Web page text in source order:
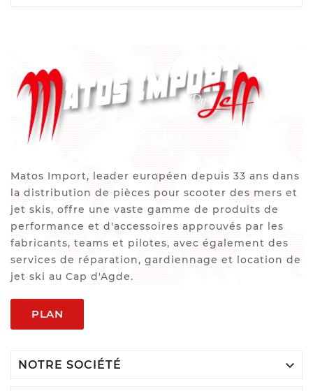
Matos Import, leader européen depuis 33 ans dans
la distribution de pièces pour scooter des mers et
jet skis, offre une vaste gamme de produits de
performance et d'accessoires approuvés par les
fabricants, teams et pilotes, avec également des
services de réparation, gardiennage et location de
jet ski au Cap d'Agde.
PLAN
NOTRE SOCIÉTÉ 